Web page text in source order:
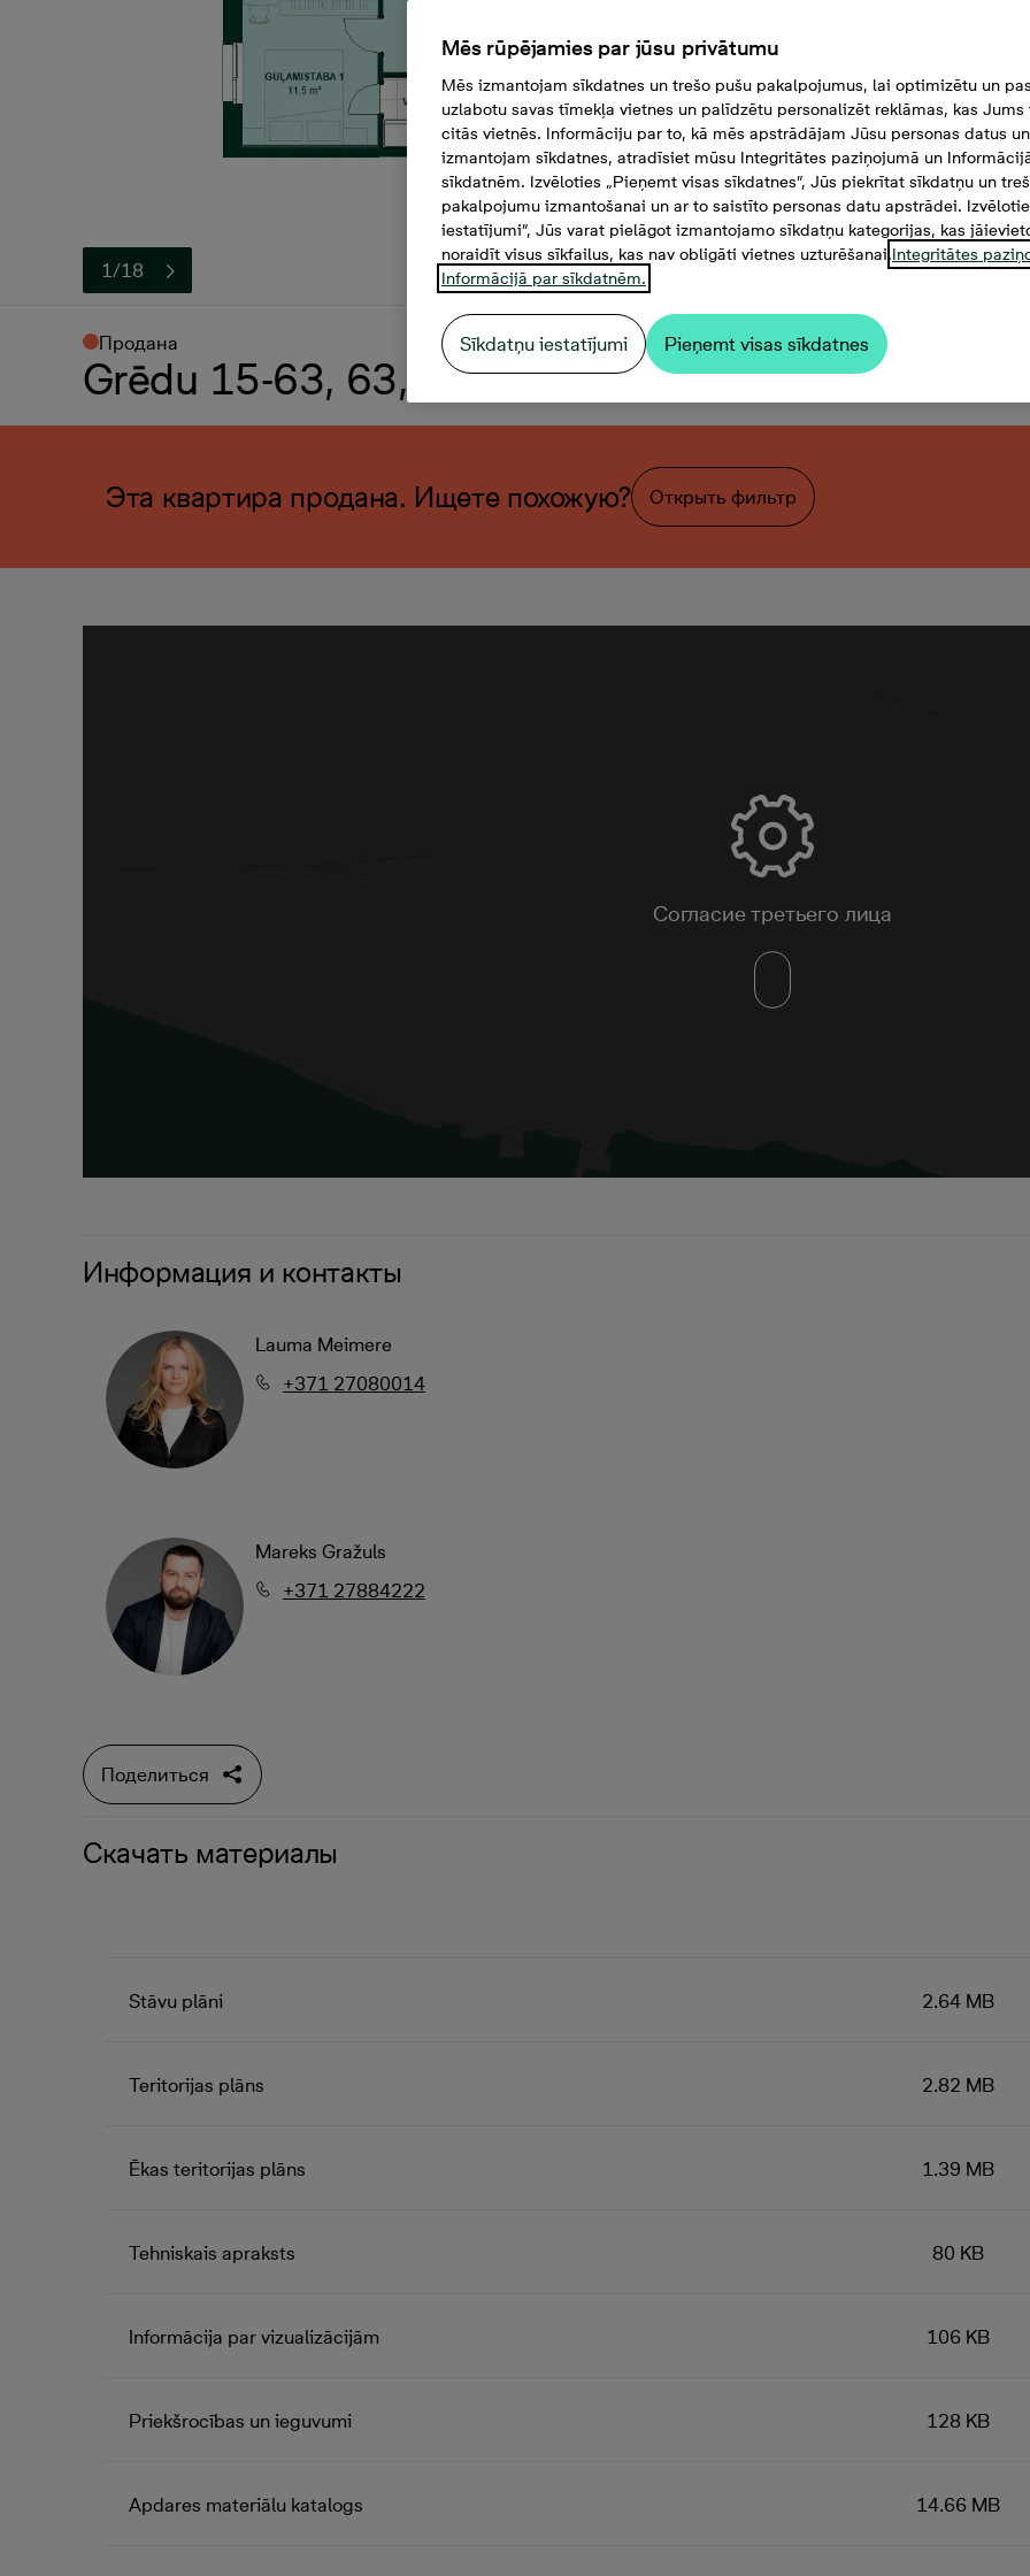
1/18
Продана
Grēdu 15-63, 63, 4 комнаты, 81,3 м²
Эта квартира продана. Ищете похожую? Открыть фильтр
Согласие третьего лица
Информация и контакты
Lauma Meimere
+371 27080014
Mareks Gražuls
+371 27884222
Поделиться
Скачать материалы
Stāvu plāni 2.64 MB
Teritorijas plāns 2.82 MB
Ēkas teritorijas plāns 1.39 MB
Tehniskais apraksts 80 KB
Informācija par vizualizācijām 106 KB
Priekšrocības un ieguvumi 128 KB
Apdares materiālu katalogs 14.66 MB
Mēs rūpējamies par jūsu privātumu
Mēs izmantojam sīkdatnes un trešo pušu pakalpojumus, lai optimizētu un
uzlabotu savas tīmekļa vietnes un palīdzētu personalizēt reklāmas, kas
citās vietnēs. Informāciju par to, kā mēs apstrādājam Jūsu personas datus un
izmantojam sīkdatnes, atradīsiet mūsu Integritātes paziņojumā un
sīkdatnēm. Izvēloties „Pieņemt visas sīkdatnes”, Jūs piekrītat sīkdatņu un
pakalpojumu izmantošanai un ar to saistīto personas datu apstrādei.
iestatījumi”, Jūs varat pielāgot izmantojamo sīkdatņu kategorijas, kas
noraidīt visus sīkfailus, kas nav obligāti vietnes uzturēšanai.Integritātes
Informācijā par sīkdatnēm.
Sīkdatņu iestatījumi Pieņemt visas sīkdatnes